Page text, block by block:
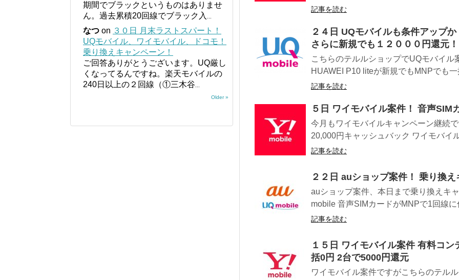
記事を読む
２４日 UQモバイルも条件アップ
さらに新規でも１２０００円還元！
こちらのテルルショップでUQモバイル
HUAWEI P10 liteが新規でもMNPでも
記事を読む
５日 ワイモバイル案件！ 音声SIM
今月もワイモバイルキャンペーン継続
20,000円キャッシュバック ワイモバイ
記事を読む
２２日 auショップ案件！ 乗り換え
auショップ案件、本日まで乗り換えキ
mobile 音声SIMカードがMNPで1回線
記事を読む
１５日 ワイモバイル案件 有料コ
括0円 2台で5000円還元
ワイモバイル案件ですがこちらのテル
期間でブラックというものはありませ
ん。過去累積20回線でブラック入
なつ on ３０日 月末ラストスパート！
UQモバイル、ワイモバイル、ドコモ！
乗り換えキャンペーン！
ご回答ありがとうございます。UQ厳し
くなってるんですね。楽天モバイルの
240日以上の２回線（①三木谷
Older »